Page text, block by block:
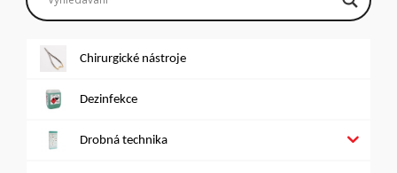
Chirurgické nástroje
Dezinfekce
Drobná technika